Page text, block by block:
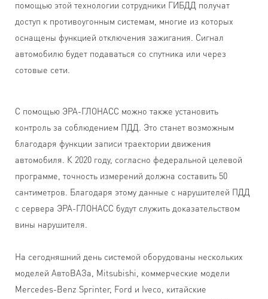
помощью этой технологии сотрудники ГИБДД получат
доступ к противоугонным системам, многие из которых
оснащены функцией отключения зажигания. Сигнал
автомобилю будет подаваться со спутника или через
сотовые сети.
С помощью ЭРА-ГЛОНАСС можно также установить
контроль за соблюдением ПДД. Это станет возможным
благодаря функции записи траектории движения
автомобиля. К 2020 году, согласно федеральной целевой
программе, точность измерений должна составить 50
сантиметров. Благодаря этому данные с нарушителей ПДД
с сервера ЭРА-ГЛОНАСС будут служить доказательством
вины нарушителя.
На сегодняшний день системой оборудованы нескольких
моделей АвтоВАЗа, Mitsubishi, коммерческие модели
Mercedes-Benz Sprinter, Ford и Iveco, китайские